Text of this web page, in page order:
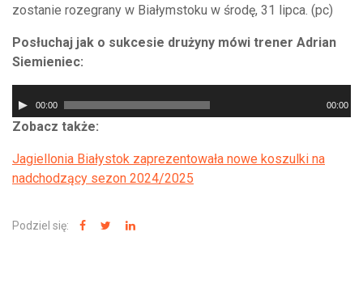
zostanie rozegrany w Białymstoku w środę, 31 lipca. (pc)
Posłuchaj jak o sukcesie drużyny mówi trener Adrian
Siemieniec:
plików
dźwiękowych
00:00 00:00
Zobacz także:
Jagiellonia Białystok zaprezentowała nowe koszulki na
nadchodzący sezon 2024/2025
Podziel się: